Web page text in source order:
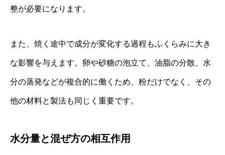
整が必要になります。
また、焼く途中で成分が変化する過程もふくらみに大き
な影響を与えます。卵や砂糖の泡立て、油脂の分散、水
分の蒸発などが複合的に働くため、粉だけでなく、その
他の材料と製法も同じく重要です。
水分量と混ぜ方の相互作用